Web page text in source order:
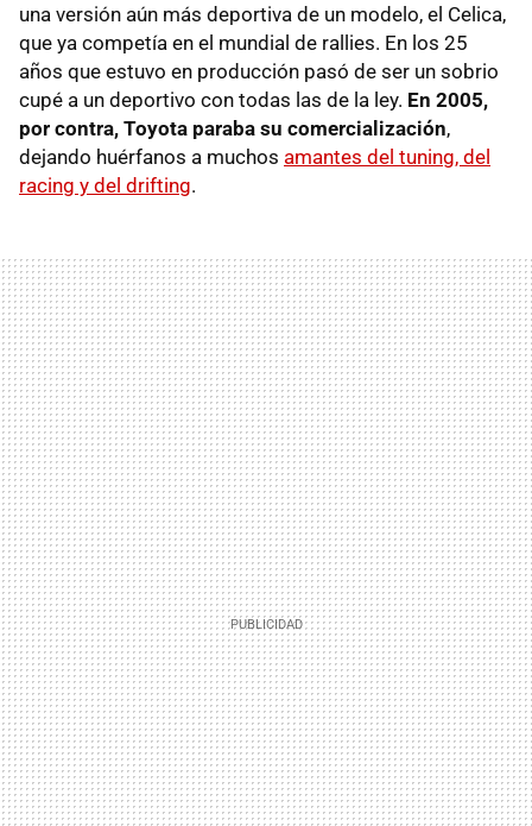
una versión aún más deportiva de un modelo, el Celica,
que ya competía en el mundial de rallies. En los 25
años que estuvo en producción pasó de ser un sobrio
cupé a un deportivo con todas las de la ley. En 2005,
por contra, Toyota paraba su comercialización,
dejando huérfanos a muchos amantes del tuning, del
racing y del drifting.